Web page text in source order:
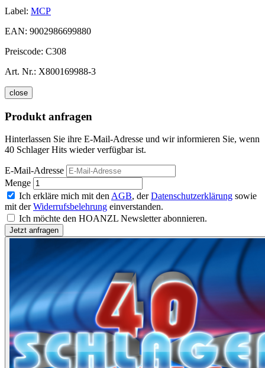
Label: MCP
EAN: 9002986699880
Preiscode: C308
Art. Nr.: X800169988-3
close
Produkt anfragen
Hinterlassen Sie ihre E-Mail-Adresse und wir informieren Sie, wenn
40 Schlager Hits wieder verfügbar ist.
E-Mail-Adresse
Menge
Ich erkläre mich mit den AGB, derDatenschutzerklärung sowie
mit derWiderrufsbelehrung einverstanden.
Ich möchte den HOANZL Newsletter abonnieren.